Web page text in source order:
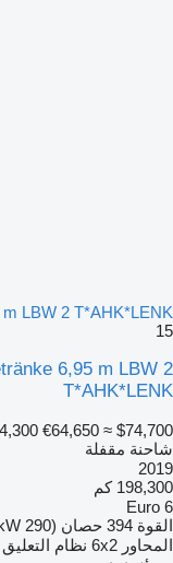
LBW 2 T*AHK*LENK
15
6,95 m LBW 2
T*AHK*LENK
€64,650 ≈ $74,700
شاحنة مقفلة
2019
198,300 كم
Euro 6
القوة 394 حصان (290 kW)
المحاور 6x2 نظام التعليق